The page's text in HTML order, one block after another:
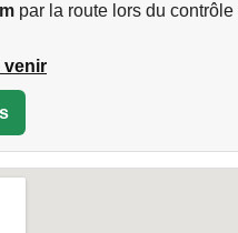
par la route lors du
venir